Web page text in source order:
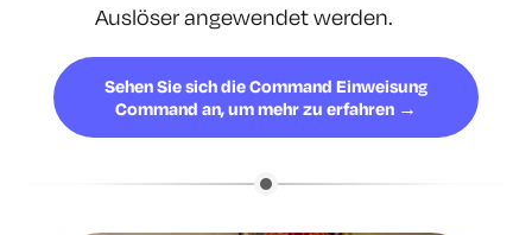
Auslöser angewendet werden.
Sehen Sie sich die Command Einweisung
Command an, um mehr zu erfahren →